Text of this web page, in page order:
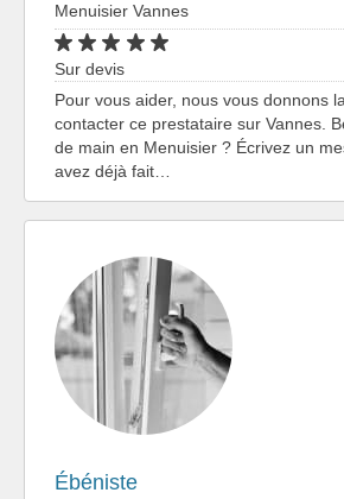
Menuisier Vannes
Sur devis
Pour vous aider, nous vous donnons
contacter ce prestataire sur Vannes.
de main en Menuisier ? Écrivez un
avez déjà fait…
Ébéniste